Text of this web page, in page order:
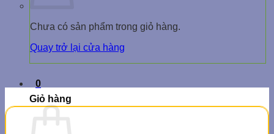
Chưa có sản phẩm trong giỏ hàng.
Quay trở lại cửa hàng
0
Giỏ hàng